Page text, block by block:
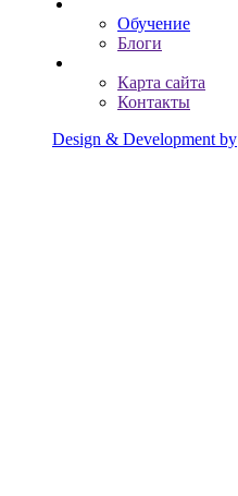
Обучение
Блоги
Карта сайта
Контакты
Design & Development by